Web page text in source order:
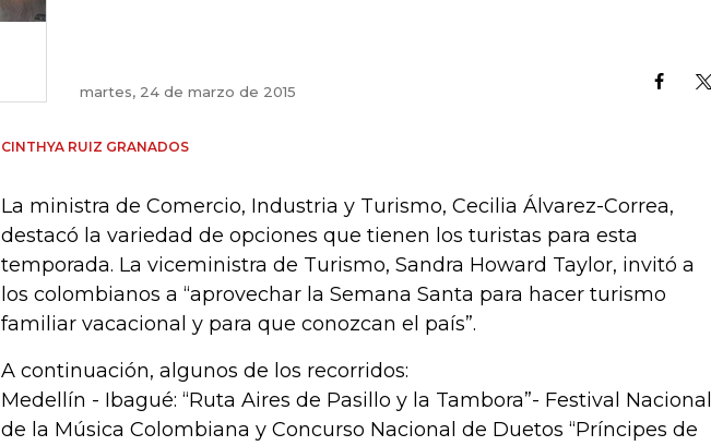
martes, 24 de marzo de 2015
CINTHYA RUIZ GRANADOS
La ministra de Comercio, Industria y Turismo, Cecilia Álvarez-Correa,
destacó la variedad de opciones que tienen los turistas para esta
temporada. La viceministra de Turismo, Sandra Howard Taylor, invitó a
los colombianos a “aprovechar la Semana Santa para hacer turismo
familiar vacacional y para que conozcan el país”.
A continuación, algunos de los recorridos:
Medellín - Ibagué: “Ruta Aires de Pasillo y la Tambora”- Festival Nacional
de la Música Colombiana y Concurso Nacional de Duetos “Príncipes de